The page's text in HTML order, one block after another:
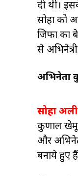
दी थी।
सोहा को
जिफा का
से
अभिनेता
सोहा
कुणाल खेमू
और
बनाये हुए